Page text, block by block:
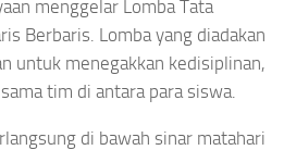
menggelar Lomba Tata
Berbaris. Lomba yang diadakan
untuk menegakkan kedisiplinan,
tim di antara para siswa.
di bawah sinar matahari